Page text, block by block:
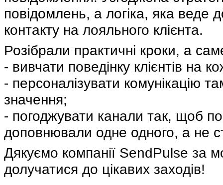
повідомлень, а логіка, яка веде
контакту на лояльного клієнта.
Розібрали практичні кроки, а
- вивчати поведінку клієнтів на
- персоналізувати комунікацію
значення;
- погоджувати канали так, щоб
доповнювали одне одного, а не
Дякуємо компанії SendPulse за
долучатися до цікавих заходів!